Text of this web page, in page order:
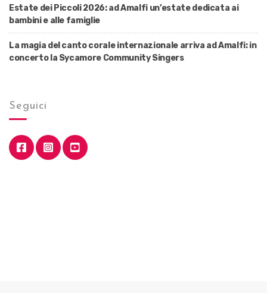
Estate dei Piccoli 2026: ad Amalfi un’estate dedicata ai
bambini e alle famiglie
La magia del canto corale internazionale arriva ad Amalfi: in
concerto la Sycamore Community Singers
Seguici